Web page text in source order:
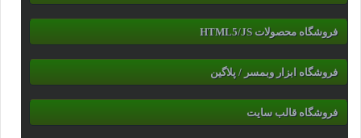
فروشگاه محصولات HTML5/JS
فروشگاه ابزار وبمسر / پلاگین
فروشگاه قالب سایت